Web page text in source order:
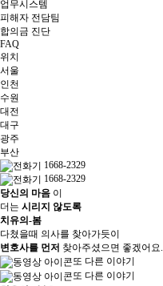
업무시스템
피해자 전담팀
합의금 진단
FAQ
위치
서울
인천
수원
대전
대구
광주
부산
1668-2329
1668-2329
당신의 마음 이
더는 시리지 않도록
치유의-봄
다쳤을때 의사를 찾아가듯이
변호사를 먼저 찾아주셨으면 좋겠어요.
또 다른 이야기
또 다른 이야기